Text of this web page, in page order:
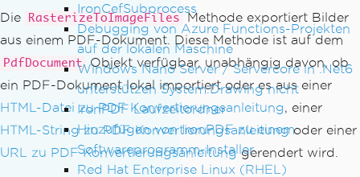
IronCefSubprocess
Debugging von Azure Functions-Projekten
auf der lokalen Maschine
Windows Nano Server / Servercore in .Net6
unterstützen System.Drawing nicht
IronPDF Laufzeitordner
Hinzufügen von IronPDF zu einem
Softwareprogramm-Installer
Red Hat Enterprise Linux (RHEL)
Die RasterizeToImageFiles Methode exportiert Bilder
aus einem PDF-Dokument. Diese Methode ist auf dem
PdfDocument Objekt verfügbar, unabhängig davon, ob
ein PDF-Dokument lokal importiert oder es aus einer
HTML-Datei zu PDF Konvertierungsanleitung, einer
HTML-String zu PDF Konvertierungsanleitungoder einer
URL zu PDF Konvertierungsanleitunggerendert wird.